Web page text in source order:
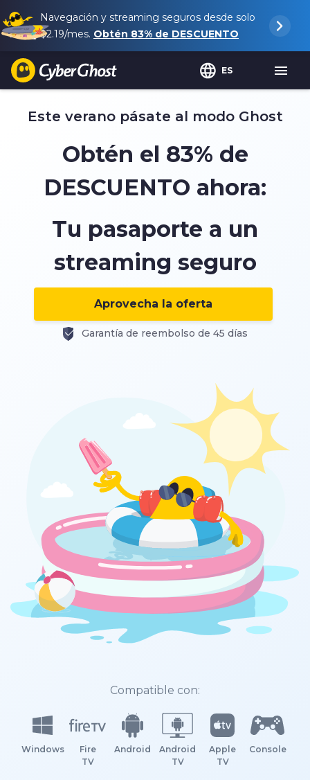
Navegación y streaming seguros desde solo
$2.19/mes. Obtén 83% de DESCUENTO
ES
Este verano pásate al modo Ghost
Obtén el 83% de
DESCUENTO ahora:
Tu pasaporte a un
streaming seguro
Aprovecha la oferta
Garantía de reembolso de 45 días
Compatible con:
Windows
Fire
TV
Android
Android
TV
Apple
TV
Console